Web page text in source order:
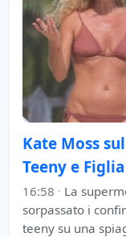
Kate Moss
Teeny e Figlia
16:58 · La
sorpassato i
teeny su una